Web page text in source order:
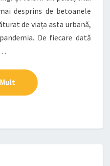
desprins de betoanele
de viața asta urbană,
De fiecare dată
…
Mai Mult